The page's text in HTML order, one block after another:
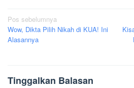
Navigasi
pos
Pos sebelumnya
Wow, Dikta Pilih Nikah di KUA! Ini
Alasannya
Tinggalkan Balasan